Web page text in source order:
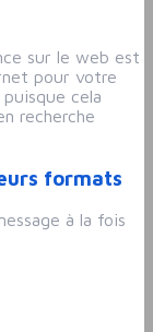
sur le web est
pour votre
cela
recherche
formats
à la fois